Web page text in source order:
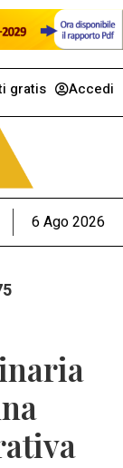
gratis Accedi
6 Ago 2026